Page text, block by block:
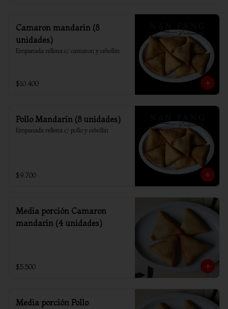
Camaron mandarin (8
unidades)
Empanada rellena c/ camaron y cebollin
$10.400
Pollo Mandarin (8 unidades)
Empanada rellena c/ pollo y cebollin
$9.700
Media porción Camaron
mandarin (4 unidades)
$5.500
Media porción Pollo